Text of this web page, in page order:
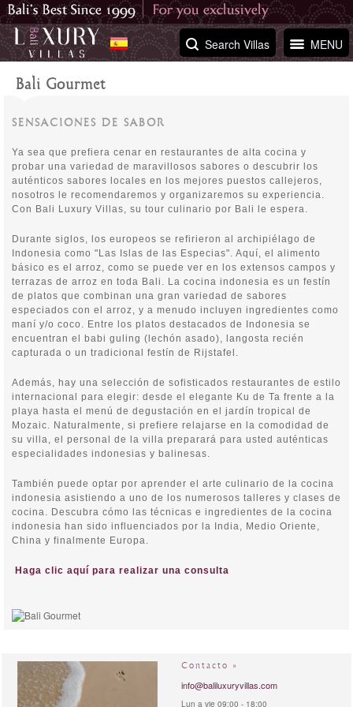
MENU
Search Villas
Bali Gourmet
SENSACIONES DE SABOR
Ya sea que prefiera cenar en restaurantes de alta cocina y
probar una variedad de maravillosos sabores o descubrir los
auténticos sabores locales en los mejores puestos callejeros,
nosotros le recomendaremos y organizaremos su experiencia.
Con Bali Luxury Villas, su tour culinario por Bali le espera.
Durante siglos, los europeos se refirieron al archipiélago de
Indonesia como "Las Islas de las Especias". Aquí, el alimento
básico es el arroz, como se puede ver en los extensos campos y
terrazas de arroz en toda Bali. La cocina indonesia es un festín
de platos que combinan una gran variedad de sabores
especiados con el arroz, y a menudo incluyen ingredientes como
maní y/o coco. Entre los platos destacados de Indonesia se
encuentran el babi guling (lechón asado), langosta recién
capturada o un tradicional festín de Rijstafel.
Además, hay una selección de sofisticados restaurantes de estilo
internacional para elegir: desde el elegante Ku de Ta frente a la
playa hasta el menú de degustación en el jardín tropical de
Mozaic. Naturalmente, si prefiere relajarse en la comodidad de
su villa, el personal de la villa preparará para usted auténticas
especialidades indonesias y balinesas.
También puede optar por aprender el arte culinario de la cocina
indonesia asistiendo a uno de los numerosos talleres y clases de
cocina. Descubra cómo las técnicas e ingredientes de la cocina
indonesia han sido influenciados por la India, Medio Oriente,
China y finalmente Europa.
Haga clic aquí para realizar una consulta
Contacto »
info@baliluxuryvillas.com
Lun a vie 09:00 - 18:00